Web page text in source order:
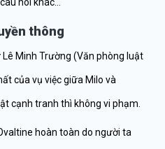
thông
Lê Minh Trường (Văn phòng luật
của vụ việc giữa Milo và
cạnh tranh thì không vi phạm.
hoàn toàn do người ta